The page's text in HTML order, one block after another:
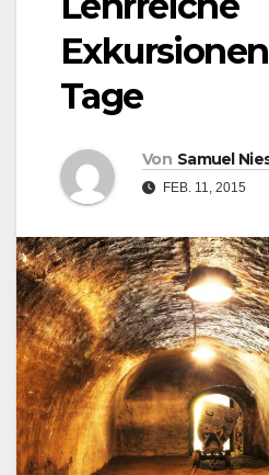
Tage
Von Samuel
FEB. 11, 2015